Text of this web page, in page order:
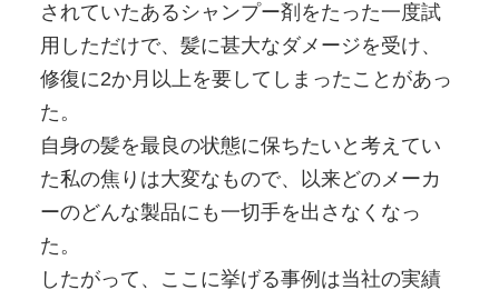
されていたあるシャンプー剤をたった一度試
用しただけで、髪に甚大なダメージを受け、
修復に2か月以上を要してしまったことがあっ
た。
自身の髪を最良の状態に保ちたいと考えてい
た私の焦りは大変なもので、以来どのメーカ
ーのどんな製品にも一切手を出さなくなっ
た。
したがって、ここに挙げる事例は当社の実績